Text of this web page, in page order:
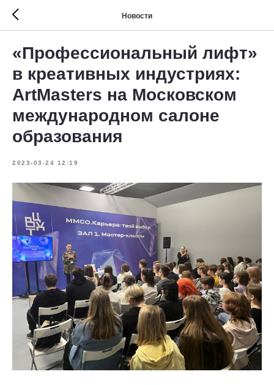
Новости
«Профессиональный лифт»
в креативных индустриях:
ArtMasters на Московском
международном салоне
образования
2023-03-24 12:19